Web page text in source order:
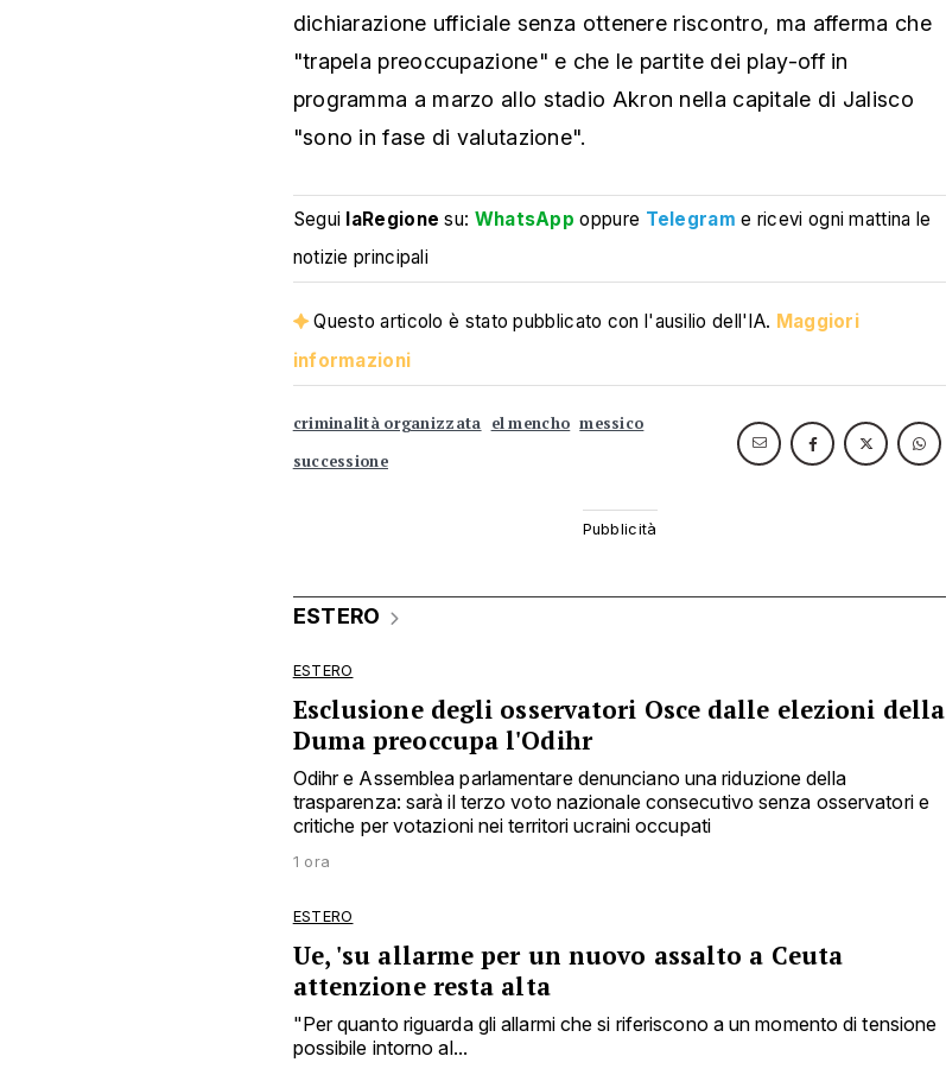
dichiarazione ufficiale senza ottenere riscontro, ma afferma che
"trapela preoccupazione" e che le partite dei play-off in
programma a marzo allo stadio Akron nella capitale di Jalisco
"sono in fase di valutazione".
Segui laRegione su: WhatsApp oppure Telegram e ricevi ogni mattina le
notizie principali
Questo articolo è stato pubblicato con l'ausilio dell'IA. Maggiori
informazioni
criminalità organizzata el mencho messico
successione
ESTERO
ESTERO
Esclusione degli osservatori Osce dalle elezioni della
Duma preoccupa l'Odihr
Odihr e Assemblea parlamentare denunciano una riduzione della
trasparenza: sarà il terzo voto nazionale consecutivo senza osservatori e
critiche per votazioni nei territori ucraini occupati
1 ora
ESTERO
Ue, 'su allarme per un nuovo assalto a Ceuta
attenzione resta alta
"Per quanto riguarda gli allarmi che si riferiscono a un momento di tensione
possibile intorno al...